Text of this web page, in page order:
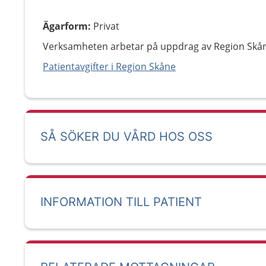
Ägarform: Privat
Verksamheten arbetar på uppdrag av Region
Patientavgifter i Region Skåne
SÅ SÖKER DU VÅRD HOS OSS
INFORMATION TILL PATIENT